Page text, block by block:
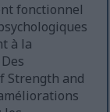
fonctionnel
à la
Strength and